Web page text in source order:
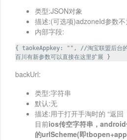
类型:JSON对象
描述:(可选项)adzoneId参数不
内部字段:
{ taokeAppkey: "", //淘宝联盟后台
百川有新参数可以直接在这里扩展 }
backUrl:
类型:字符串
默认:无
描述:用于打开手淘时的 “返回
目前ios传空字符串，
的urlScheme(即